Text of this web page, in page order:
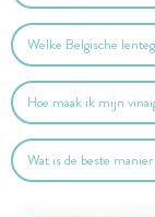
Welke Belgische
Hoe maak ik mijn
Wat is de beste